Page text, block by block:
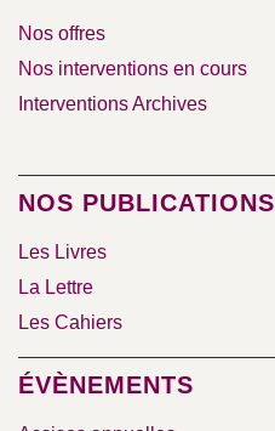
Nos offres
Nos interventions en cours
Interventions Archives
NOS PUBLICATIONS
Les Livres
La Lettre
Les Cahiers
ÉVÈNEMENTS